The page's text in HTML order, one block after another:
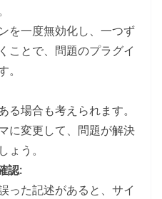
を一度無効化し、一つず
ことで、問題のプラグイ
る場合も考えられます。
に変更して、問題が解決
ょう。
認:
った記述があると、サイ